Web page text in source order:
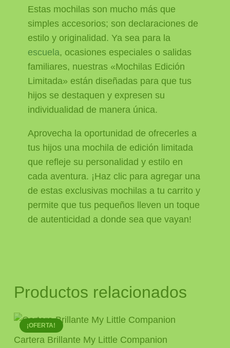
Estas mochilas son mucho más que
simples accesorios; son declaraciones de
estilo y originalidad. Ya sea para la
escuela, ocasiones especiales o salidas
familiares, nuestras «Mochilas Edición
Limitada» están diseñadas para que tus
hijos se destaquen y expresen su
individualidad de manera única.
Aprovecha la oportunidad de ofrecerles a
tus hijos una mochila de edición limitada
que refleje su personalidad y estilo en
cada aventura. ¡Haz clic para agregar una
de estas exclusivas mochilas a tu carrito y
permite que tus pequeños lleven un toque
de autenticidad a donde sea que vayan!
Productos relacionados
¡OFERTA!
Cartera Brillante My Little Companion